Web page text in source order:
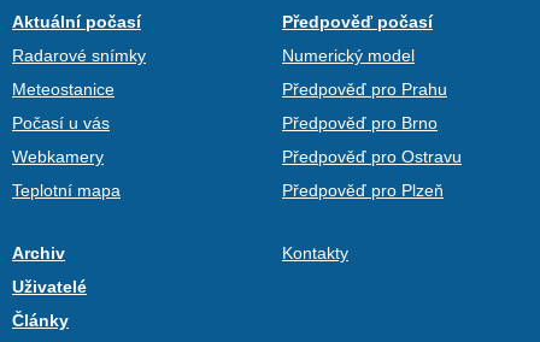
Aktuální počasí
Radarové snímky
Meteostanice
Počasí u vás
Webkamery
Teplotní mapa
Předpověď počasí
Numerický model
Předpověď pro Prahu
Předpověď pro Brno
Předpověď pro Ostravu
Předpověď pro Plzeň
Archiv
Uživatelé
Články
Kontakty